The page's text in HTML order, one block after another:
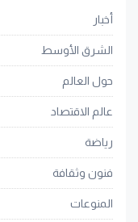
أخبار
الشرق الأوسط
حول العالم
عالم الاقتصاد
رياضة
فنون وثقافة
المنوعات